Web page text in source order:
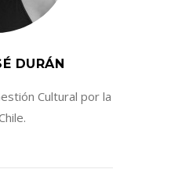
DURÁN
Cultural por la